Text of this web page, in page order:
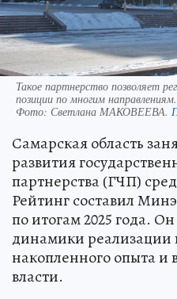
Такое партнерство позволяет
позиции по многим направлениям.
Фото: Светлана МАКОВЕЕВА.
Самарская область
развития
партнерства (ГЧП)
Рейтинг составил
по итогам 2025 года.
динамики реализации
накопленного опыта и
власти.